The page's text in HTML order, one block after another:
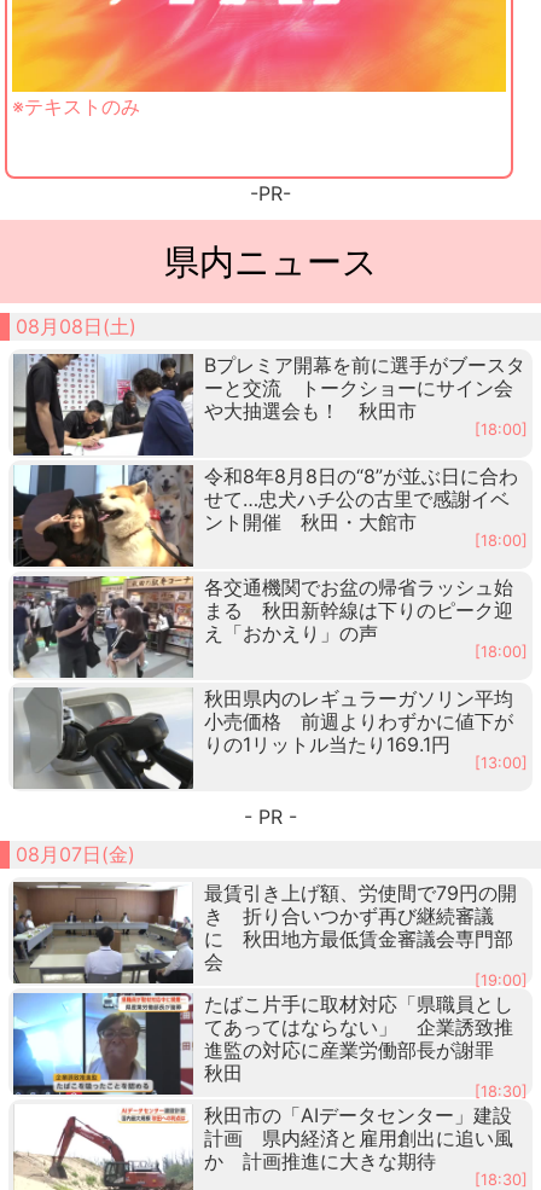
※テキストのみ
-PR-
県内ニュース
08月08日(土)
Bプレミア開幕を前に選手がブースタ
ーと交流 トークショーにサイン会
や大抽選会も！ 秋田市
[18:00]
令和8年8月8日の“8”が並ぶ日に合わ
せて…忠犬ハチ公の古里で感謝イベ
ント開催 秋田・大館市
[18:00]
各交通機関でお盆の帰省ラッシュ始
まる 秋田新幹線は下りのピーク迎
え「おかえり」の声
[18:00]
秋田県内のレギュラーガソリン平均
小売価格 前週よりわずかに値下が
りの1リットル当たり169.1円
[13:00]
- PR -
08月07日(金)
最賃引き上げ額、労使間で79円の開
き 折り合いつかず再び継続審議
に 秋田地方最低賃金審議会専門部
会
[19:00]
たばこ片手に取材対応「県職員とし
てあってはならない」 企業誘致推
進監の対応に産業労働部長が謝罪
秋田
[18:30]
秋田市の「AIデータセンター」建設
計画 県内経済と雇用創出に追い風
か 計画推進に大きな期待
[18:30]